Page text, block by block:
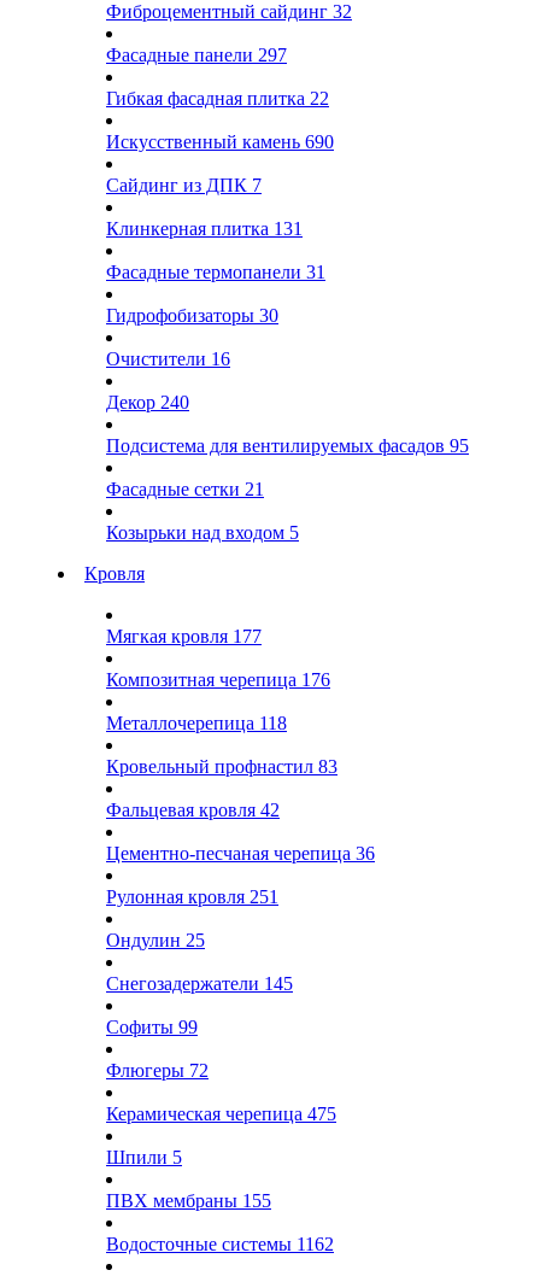
Фиброцементный сайдинг 32
Фасадные панели 297
Гибкая фасадная плитка 22
Искусственный камень 690
Сайдинг из ДПК 7
Клинкерная плитка 131
Фасадные термопанели 31
Гидрофобизаторы 30
Очистители 16
Декор 240
Подсистема для вентилируемых фасадов 95
Фасадные сетки 21
Козырьки над входом 5
Кровля
Мягкая кровля 177
Композитная черепица 176
Металлочерепица 118
Кровельный профнастил 83
Фальцевая кровля 42
Цементно-песчаная черепица 36
Рулонная кровля 251
Ондулин 25
Снегозадержатели 145
Софиты 99
Флюгеры 72
Керамическая черепица 475
Шпили 5
ПВХ мембраны 155
Водосточные системы 1162